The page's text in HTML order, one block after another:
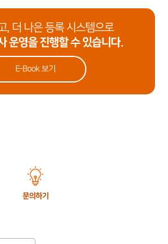
, 더 나은 등록 시스템으로
운영을 진행할 수 있습니다.
E-Book 보기
문의하기